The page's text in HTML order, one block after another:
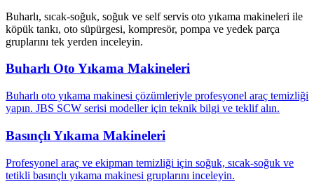
Buharlı, sıcak-soğuk, soğuk ve self servis oto yıkama makineleri ile
köpük tankı, oto süpürgesi, kompresör, pompa ve yedek parça
gruplarını tek yerden inceleyin.
Buharlı Oto Yıkama Makineleri
Buharlı oto yıkama makinesi çözümleriyle profesyonel araç temizliği
yapın. JBS SCW serisi modeller için teknik bilgi ve teklif alın.
Basınçlı Yıkama Makineleri
Profesyonel araç ve ekipman temizliği için soğuk, sıcak-soğuk ve
tetikli basınçlı yıkama makinesi gruplarını inceleyin.